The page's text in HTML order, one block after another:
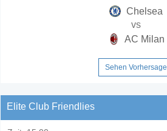
Chelsea
vs
AC Milan
Sehen Vorhersage
Elite Club Friendlies